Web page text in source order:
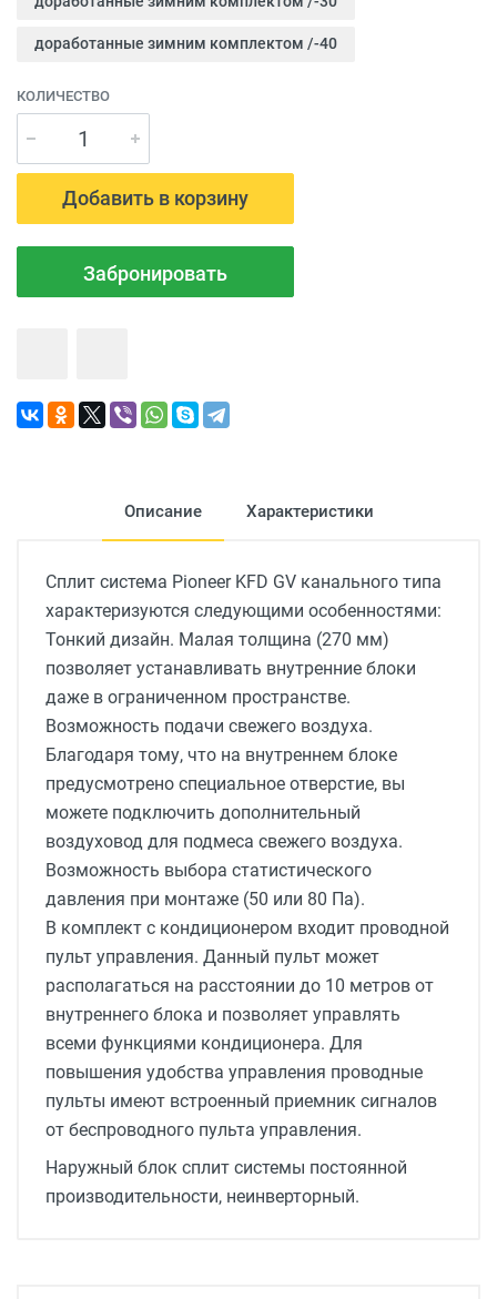
доработанные зимним комплектом /-40
КОЛИЧЕСТВО
Добавить в корзину
Забронировать
Описание Характеристики
Сплит система Pioneer KFD GV канального типа
характеризуются следующими особенностями:
Тонкий дизайн. Малая толщина (270 мм)
позволяет устанавливать внутренние блоки
даже в ограниченном пространстве.
Возможность подачи свежего воздуха.
Благодаря тому, что на внутреннем блоке
предусмотрено специальное отверстие, вы
можете подключить дополнительный
воздуховод для подмеса свежего воздуха.
Возможность выбора статистического
давления при монтаже (50 или 80 Па).
В комплект с кондиционером входит проводной
пульт управления. Данный пульт может
располагаться на расстоянии до 10 метров от
внутреннего блока и позволяет управлять
всеми функциями кондиционера. Для
повышения удобства управления проводные
пульты имеют встроенный приемник сигналов
от беспроводного пульта управления.
Наружный блок сплит системы постоянной
производительности, неинверторный.